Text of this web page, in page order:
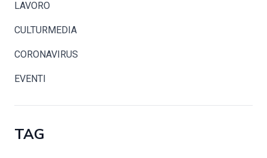
LAVORO
CULTURMEDIA
CORONAVIRUS
EVENTI
TAG